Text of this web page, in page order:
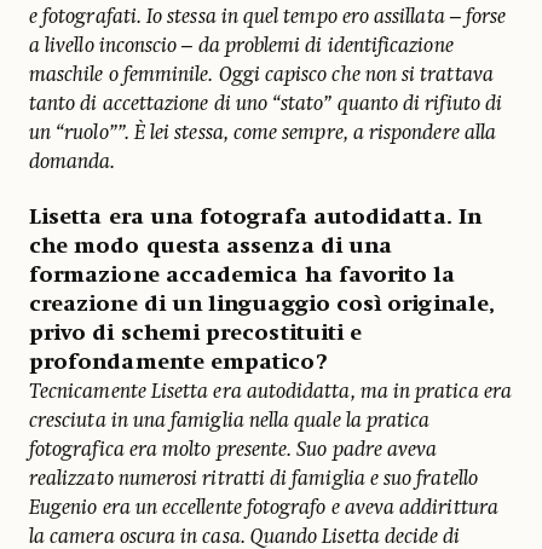
e fotografati. Io stessa in quel tempo ero assillata – forse
a livello inconscio – da problemi di identificazione
maschile o femminile. Oggi capisco che non si trattava
tanto di accettazione di uno “stato” quanto di rifiuto di
un “ruolo””. È lei stessa, come sempre, a rispondere alla
domanda.
Lisetta era una fotografa autodidatta. In
che modo questa assenza di una
formazione accademica ha favorito la
creazione di un linguaggio così originale,
privo di schemi precostituiti e
profondamente empatico?
Tecnicamente Lisetta era autodidatta, ma in pratica era
cresciuta in una famiglia nella quale la pratica
fotografica era molto presente. Suo padre aveva
realizzato numerosi ritratti di famiglia e suo fratello
Eugenio era un eccellente fotografo e aveva addirittura
la camera oscura in casa. Quando Lisetta decide di